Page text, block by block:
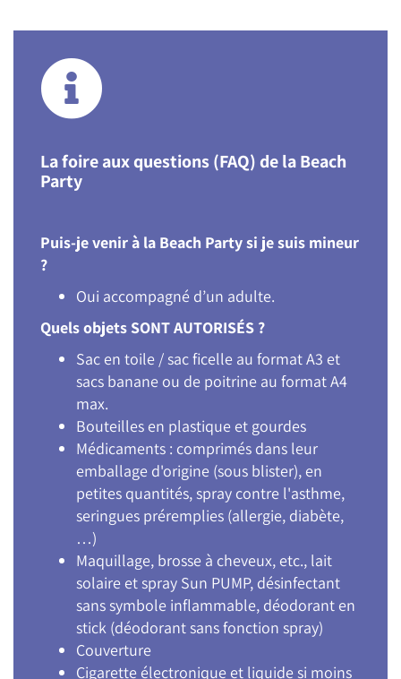
La foire aux questions (FAQ) de la Beach
Party
Puis-je venir à la Beach Party si je suis mineur
?
Oui accompagné d’un adulte.
Quels objets SONT AUTORISÉS ?
Sac en toile / sac ficelle au format A3 et
sacs banane ou de poitrine au format A4
max.
Bouteilles en plastique et gourdes
Médicaments : comprimés dans leur
emballage d'origine (sous blister), en
petites quantités, spray contre l'asthme,
seringues préremplies (allergie, diabète,
…)
Maquillage, brosse à cheveux, etc., lait
solaire et spray Sun PUMP, désinfectant
sans symbole inflammable, déodorant en
stick (déodorant sans fonction spray)
Couverture
Cigarette électronique et liquide si moins